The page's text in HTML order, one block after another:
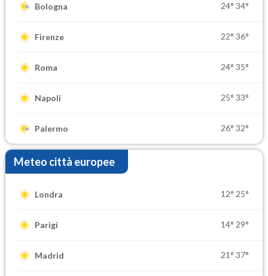
Bologna 24° 34°
Firenze 22° 36°
Roma 24° 35°
Napoli 25° 33°
Palermo 26° 32°
Meteo città europee
Londra 12° 25°
Parigi 14° 29°
Madrid 21° 37°